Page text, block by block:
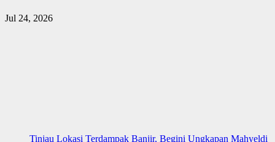
Jul 24, 2026
Tinjau Lokasi Terdampak Banjir, Begini Ungkapan Mahyeldi